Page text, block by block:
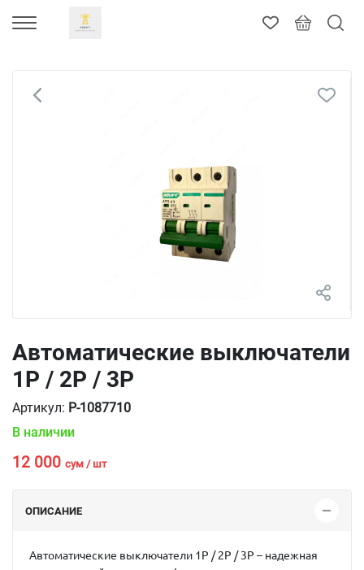
Автоматические выключатели
1P / 2P / 3P
Артикул: P-1087710
В наличии
12 000 сум / шт
ОПИСАНИЕ
Автоматические выключатели 1P / 2P / 3P – надежная